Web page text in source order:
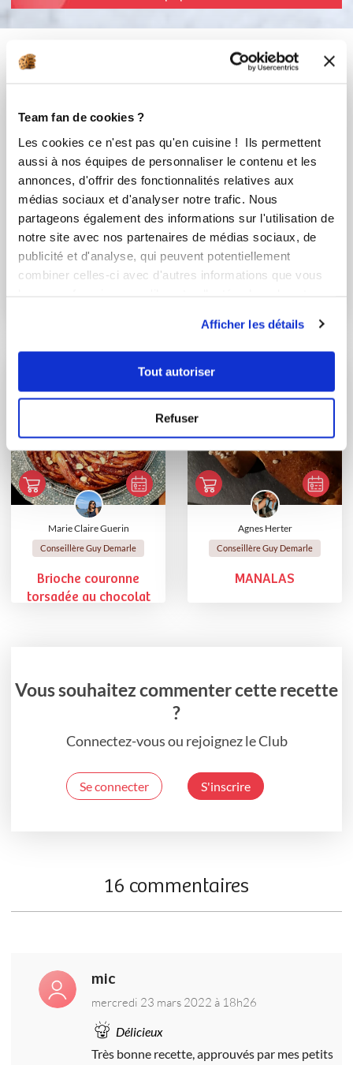
Team fan de cookies ?
Les cookies ce n'est pas qu'en cuisine ! Ils permettent
aussi à nos équipes de personnaliser le contenu et les
annonces, d'offrir des fonctionnalités relatives aux
médias sociaux et d'analyser notre trafic. Nous
partageons également des informations sur l'utilisation de
notre site avec nos partenaires de médias sociaux, de
publicité et d'analyse, qui peuvent potentiellement
combiner celles-ci avec d'autres informations que vous
Afficher les détails
Tout autoriser
Refuser
Vous aimerez aussi ...
Marie Pierre MOREL
Conseillère Guy Demarle
liliane_reu164
Pain de mie (cake)
Marie Claire Guerin
Conseillère Guy Demarle
Brioche couronne
torsadée au chocolat
Agnes Herter
Conseillère Guy Demarle
MANALAS
Vous souhaitez commenter cette recette
?
Connectez-vous ou rejoignez le Club
Se connecter S'inscrire
16 commentaires
mic
mercredi 23 mars 2022 à 18h26
Délicieux
Très bonne recette, approuvés par mes petits